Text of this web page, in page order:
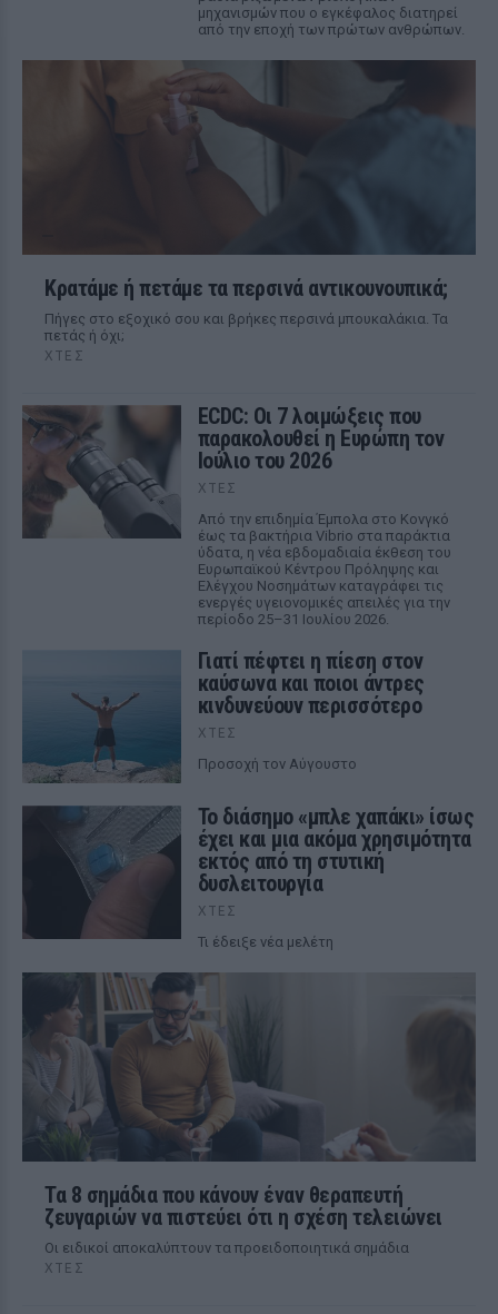
μηχανισμών που ο εγκέφαλος διατηρεί
από την εποχή των πρώτων ανθρώπων.
Κρατάμε ή πετάμε τα περσινά αντικουνουπικά;
Πήγες στο εξοχικό σου και βρήκες περσινά μπουκαλάκια. Τα
πετάς ή όχι;
ΧΤΕΣ
ECDC: Οι 7 λοιμώξεις που
παρακολουθεί η Ευρώπη τον
Ιούλιο του 2026
ΧΤΕΣ
Από την επιδημία Έμπολα στο Κονγκό
έως τα βακτήρια Vibrio στα παράκτια
ύδατα, η νέα εβδομαδιαία έκθεση του
Ευρωπαϊκού Κέντρου Πρόληψης και
Ελέγχου Νοσημάτων καταγράφει τις
ενεργές υγειονομικές απειλές για την
περίοδο 25–31 Ιουλίου 2026.
Γιατί πέφτει η πίεση στον
καύσωνα και ποιοι άντρες
κινδυνεύουν περισσότερο
ΧΤΕΣ
Προσοχή τον Αύγουστο
Το διάσημο «μπλε χαπάκι» ίσως
έχει και μια ακόμα χρησιμότητα
εκτός από τη στυτική
δυσλειτουργία
ΧΤΕΣ
Τι έδειξε νέα μελέτη
Τα 8 σημάδια που κάνουν έναν θεραπευτή
ζευγαριών να πιστεύει ότι η σχέση τελειώνει
Οι ειδικοί αποκαλύπτουν τα προειδοποιητικά σημάδια
ΧΤΕΣ